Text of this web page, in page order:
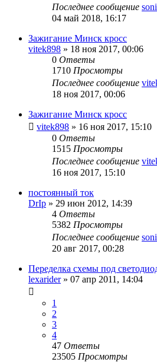
Последнее сообщение
04 май 2018, 16:17
Зажигание Минск кросс
vitek898 » 18 ноя 2017, 00:06
0 Ответы
1710 Просмотры
Последнее сообщение
18 ноя 2017, 00:06
Зажигание Минск кросс
vitek898 » 16 ноя 2017, 15:10
0 Ответы
1515 Просмотры
Последнее сообщение
16 ноя 2017, 15:10
постоянный ток
DrIp » 29 июн 2012, 14:39
4 Ответы
5382 Просмотры
Последнее сообщение
20 авг 2017, 00:28
Переделка схемы под
lexarider» 07 апр 2011, 14:04
1
2
3
4
47 Ответы
23505 Просмотры